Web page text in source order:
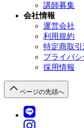
講師募集
会社情報
運営会社
利用規約
特定商取
プライバ
採用情報
ページの先頭へ